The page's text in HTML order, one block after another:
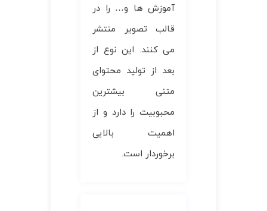
آموزش ها و… را در
قالب تصویر منتشر
می کنند. این نوع از
بعد از تولید محتوای
متنی بیشترین
محبوبیت را دارد و از
اهمیت بالایی
برخوردار است.